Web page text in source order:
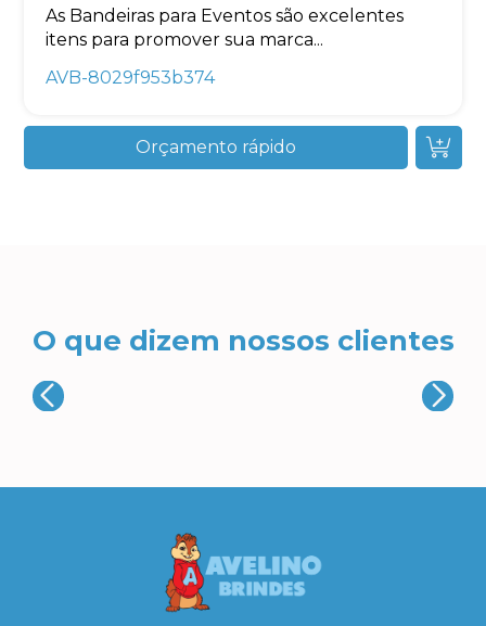
As Bandeiras para Eventos são excelentes
itens para promover sua marca...
AVB-8029f953b374
Orçamento rápido
O que dizem nossos clientes